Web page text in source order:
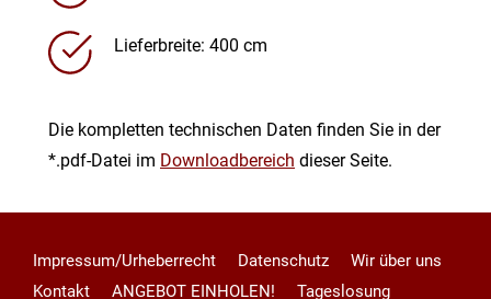
Lieferbreite: 400 cm
Die kompletten technischen Daten finden Sie in der
*.pdf-Datei im Downloadbereich dieser Seite.
Impressum/Urheberrecht Datenschutz
Wir über uns
Kontakt
ANGEBOT EINHOLEN! Tageslosung